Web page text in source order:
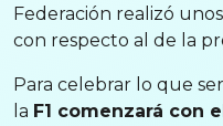
Federación realizó
con respecto al de la
Para celebrar lo que
la F1 comenzará con